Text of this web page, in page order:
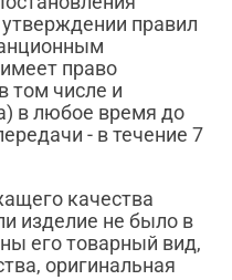
правил
право
том числе и
в любое время до
- в течение 7
качества
изделие не было в
его товарный вид,
оригинальная